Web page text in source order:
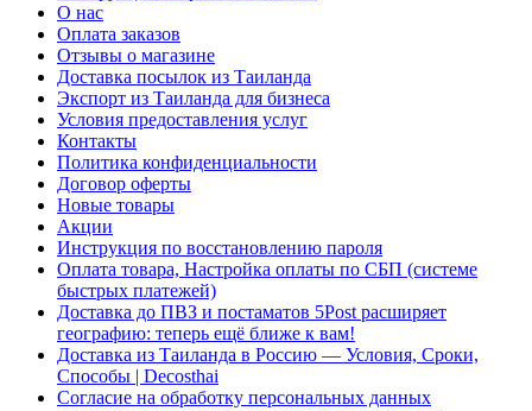
О нас
Оплата заказов
Отзывы о магазине
Доставка посылок из Таиланда
Экспорт из Таиланда для бизнеса
Условия предоставления услуг
Контакты
Политика конфиденциальности
Договор оферты
Новые товары
Акции
Инструкция по восстановлению пароля
Оплата товара, Настройка оплаты по СБП (системе
быстрых платежей)
Доставка до ПВЗ и постаматов 5Post расширяет
географию: теперь ещё ближе к вам!
Доставка из Таиланда в Россию — Условия, Сроки,
Способы | Decosthai
Согласие на обработку персональных данных